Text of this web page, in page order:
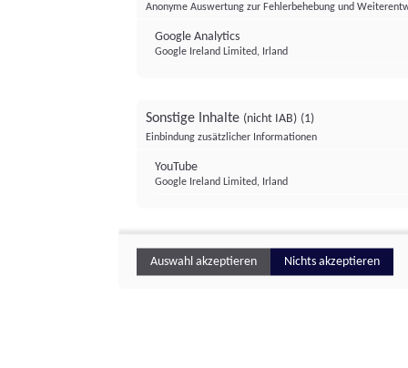
Anonyme Auswertung zur Fehlerbehebung und
Google Analytics
Google Ireland Limited, Irland
Sonstige Inhalte (nicht IAB) (1)
Einbindung zusätzlicher Informationen
YouTube
Google Ireland Limited, Irland
Auswahl akzeptieren Nichts akzeptieren